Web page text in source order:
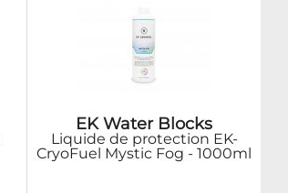
EK Water Blocks
Liquide de protection EK-
CryoFuel Mystic Fog - 1000ml